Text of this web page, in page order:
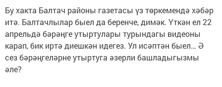
Бу хакта Балтач районы газетасы үз төркемендә хәбәр
итә. Балтачлылар быел да беренче, димәк. Үткән ел 22
апрельдә бәрәңге утыртулары турындагы видеоны
карап, бик иртә диешкән идегез. Ул исәптән быел… Ә
сез бәрәңгеләрне утыртуга әзерли башладыгызмы
әле?